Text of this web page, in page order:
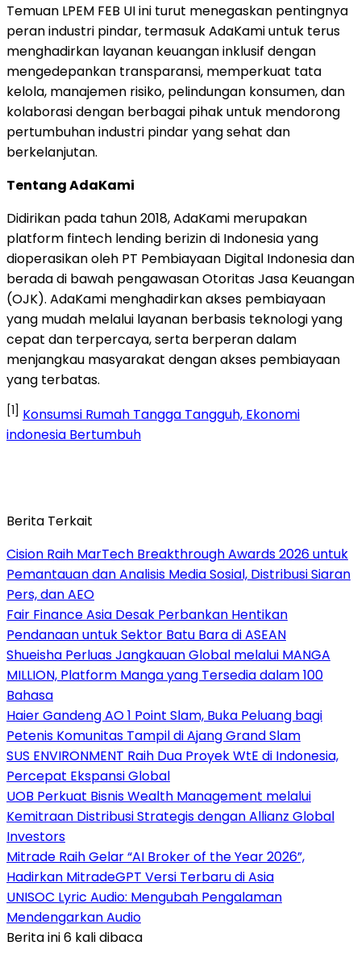
Temuan LPEM FEB UI ini turut menegaskan pentingnya
peran industri pindar, termasuk AdaKami untuk terus
menghadirkan layanan keuangan inklusif dengan
mengedepankan transparansi, memperkuat tata
kelola, manajemen risiko, pelindungan konsumen, dan
kolaborasi dengan berbagai pihak untuk mendorong
pertumbuhan industri pindar yang sehat dan
berkelanjutan.
Tentang AdaKami
Didirikan pada tahun 2018, AdaKami merupakan
platform fintech lending berizin di Indonesia yang
dioperasikan oleh PT Pembiayaan Digital Indonesia dan
berada di bawah pengawasan Otoritas Jasa Keuangan
(OJK). AdaKami menghadirkan akses pembiayaan
yang mudah melalui layanan berbasis teknologi yang
cepat dan terpercaya, serta berperan dalam
menjangkau masyarakat dengan akses pembiayaan
yang terbatas.
[1] Konsumsi Rumah Tangga Tangguh, Ekonomi
indonesia Bertumbuh
Berita Terkait
Cision Raih MarTech Breakthrough Awards 2026 untuk
Pemantauan dan Analisis Media Sosial, Distribusi Siaran
Pers, dan AEO
Fair Finance Asia Desak Perbankan Hentikan
Pendanaan untuk Sektor Batu Bara di ASEAN
Shueisha Perluas Jangkauan Global melalui MANGA
MILLION, Platform Manga yang Tersedia dalam 100
Bahasa
Haier Gandeng AO 1 Point Slam, Buka Peluang bagi
Petenis Komunitas Tampil di Ajang Grand Slam
SUS ENVIRONMENT Raih Dua Proyek WtE di Indonesia,
Percepat Ekspansi Global
UOB Perkuat Bisnis Wealth Management melalui
Kemitraan Distribusi Strategis dengan Allianz Global
Investors
Mitrade Raih Gelar “AI Broker of the Year 2026”,
Hadirkan MitradeGPT Versi Terbaru di Asia
UNISOC Lyric Audio: Mengubah Pengalaman
Mendengarkan Audio
Berita ini 6 kali dibaca